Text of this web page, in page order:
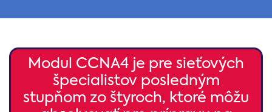
Modul CCNA4 je pre sieťových
špecialistov posledným
stupňom zo štyroch, ktoré môžu